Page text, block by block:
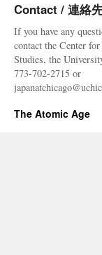
Contact / 連絡
If you have any
contact the Center
Studies, the
773-702-2715 or
The Atomic Age